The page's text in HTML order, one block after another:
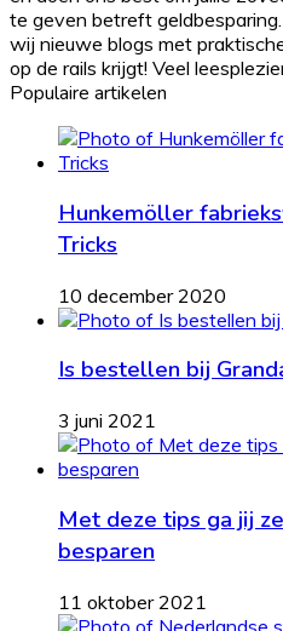
te geven betreft
wij nieuwe blogs met
op de rails krijgt! Veel
Populaire artikelen
Hunkemöller
Tricks
10 december 2020
Is bestellen bij
3 juni 2021
Met deze tips ga jij
besparen
11 oktober 2021